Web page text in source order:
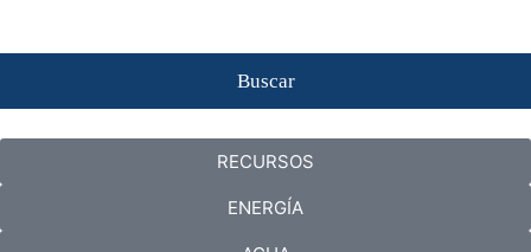
Buscar
RECURSOS
ENERGÍA